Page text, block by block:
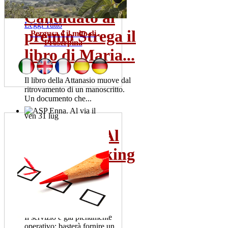
ven 31 lug
Leggi Tutto
Candidato al
premio Strega il
libro di Maria...
Il libro della Attanasio muove dal
ritrovamento di un manoscritto.
Un documento che...
ven 31 lug
ASP Enna. Al
via il "Tracking
Pronto
Soccorso":
Il servizio è già pienamente
operativo: basterà fornire un
Pergusa e il mito di
Proserpina